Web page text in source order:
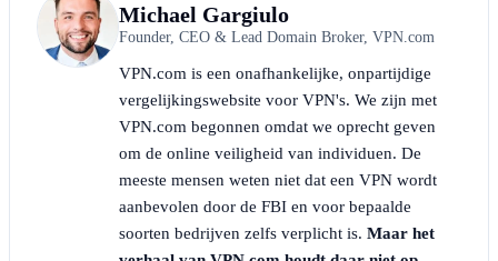
Michael Gargiulo
Founder, CEO & Lead Domain Broker, VPN.com
VPN.com is een onafhankelijke, onpartijdige
vergelijkingswebsite voor VPN's. We zijn met
VPN.com begonnen omdat we oprecht geven
om de online veiligheid van individuen. De
meeste mensen weten niet dat een VPN wordt
aanbevolen door de FBI en voor bepaalde
soorten bedrijven zelfs verplicht is. Maar het